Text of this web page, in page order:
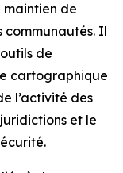
de
communautés. Il
de
cartographique
l’activité des
et le